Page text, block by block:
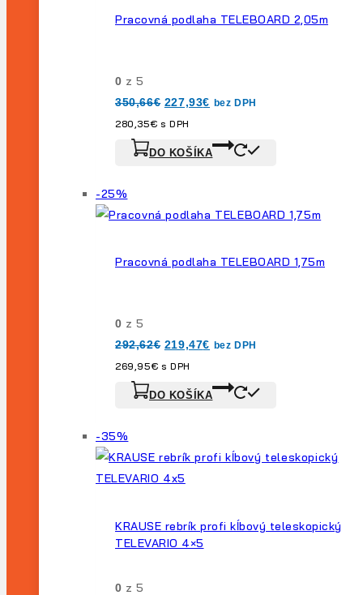
Pracovná podlaha TELEBOARD 2,05m
0 z 5
350,66€ Pôvodná
cena
bola:
227,93€ Aktuálna
cena
bez DPH
280,35€ s DPH
DO KOŠÍKA
-25%
na
Pracovná podlaha TELEBOARD 1,75m
0 z 5
292,62€ Pôvodná
cena
bola:
219,47€ Aktuálna
cena
bez DPH
269,95€ s DPH
DO KOŠÍKA
-35%
na
predaj
KRAUSE rebrík profi kĺbový teleskopický
TELEVARIO 4×5
0 z 5